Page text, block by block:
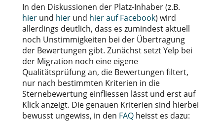
In den Diskussionen der Platz-Inhaber (z.B.
hierund hierund hier auf Facebook) wird
allerdings deutlich, dass es zumindest aktuell
noch Unstimmigkeiten bei der Übertragung
der Bewertungen gibt. Zunächst setzt Yelp bei
der Migration noch eine eigene
Qualitätsprüfung an, die Bewertungen filtert,
nur nach bestimmten Kriterien in die
Sternebewertung einfliessen lässt und erst auf
Klick anzeigt. Die genauen Kriterien sind hierbei
bewusst ungewiss, in den FAQheisst es dazu: